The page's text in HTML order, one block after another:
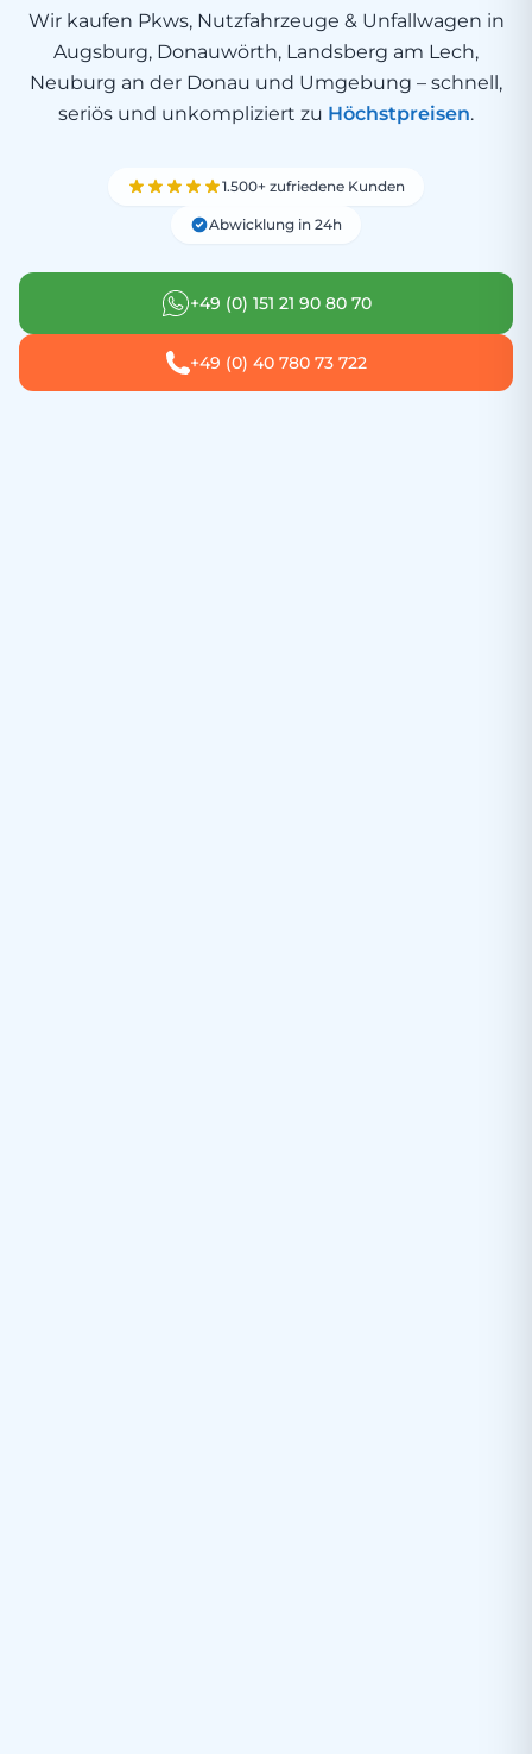
Wir kaufen Pkws, Nutzfahrzeuge & Unfallwagen in
Augsburg, Donauwörth, Landsberg am Lech,
Neuburg an der Donau und Umgebung – schnell,
seriös und unkompliziert zu Höchstpreisen.
1.500+ zufriedene Kunden
Abwicklung in 24h
+49 (0) 151 21 90 80 70
+49 (0) 40 780 73 722